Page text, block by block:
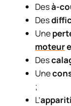
Desà-
Des
Une
moteur
Des
Une
;
L’